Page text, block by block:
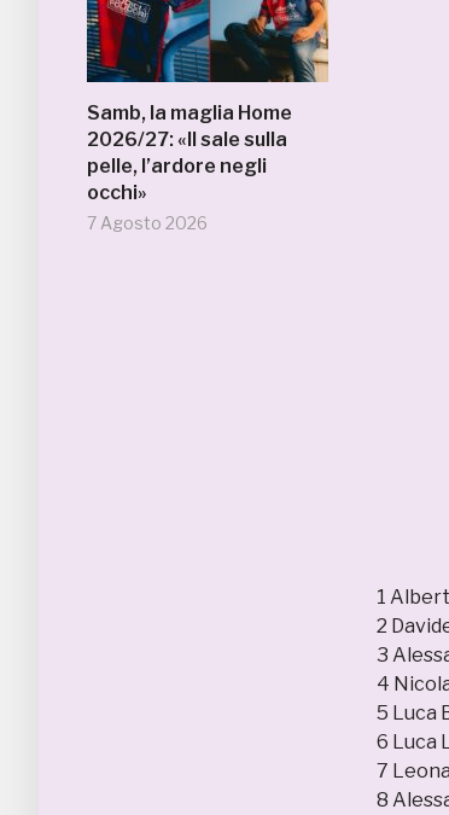
Samb, la maglia Home
2026/27: «Il sale sulla
pelle, l’ardore negli
occhi»
7 Agosto 2026
1
2
3
4
5
6
7
8